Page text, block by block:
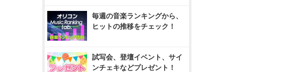
毎週の音楽ランキングから、
ヒットの推移をチェック！
試写会、登壇イベント、サイ
ンチェキなどプレゼント！